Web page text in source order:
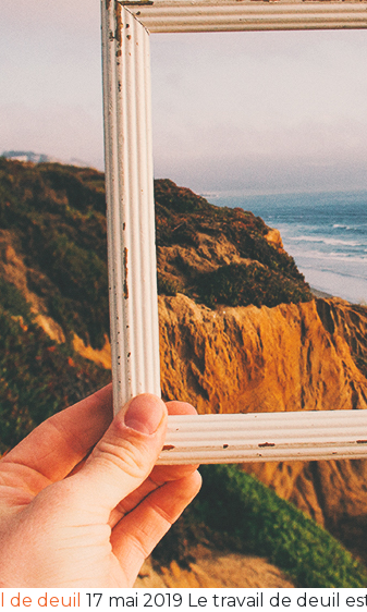
de deuil 17 mai 2019 Le travail de deuil